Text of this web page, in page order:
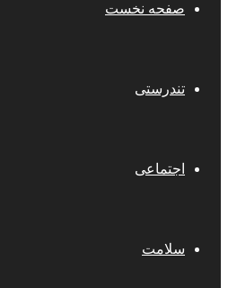
صفحه نخست
تندرستی
اجتماعی
سلامت